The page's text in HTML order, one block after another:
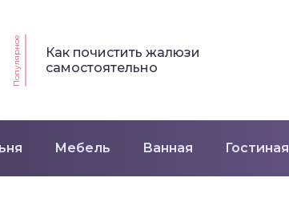
Популярное
Как почистить жалюзи
самостоятельно
Мебель Ванная Гостиная